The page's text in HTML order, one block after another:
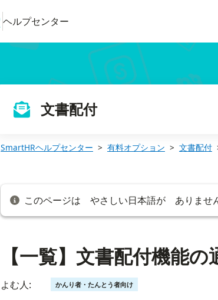
ヘルプセンター
文書配付
SmartHRヘルプセンター 有料オプション 文書配付
このページは やさしい日本語が ありません
【一覧】文書配付機能
よむ人: かんり者・たんとう者向け